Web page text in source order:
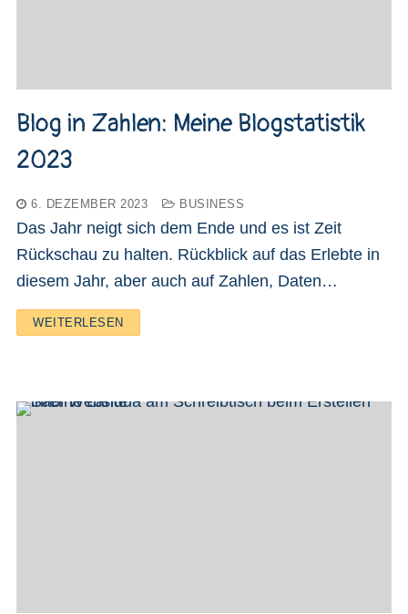
Blog in Zahlen: Meine Blogstatistik
2023
6. DEZEMBER 2023 BUSINESS
Das Jahr neigt sich dem Ende und es ist Zeit
Rückschau zu halten. Rückblick auf das Erlebte in
diesem Jahr, aber auch auf Zahlen, Daten…
WEITERLESEN